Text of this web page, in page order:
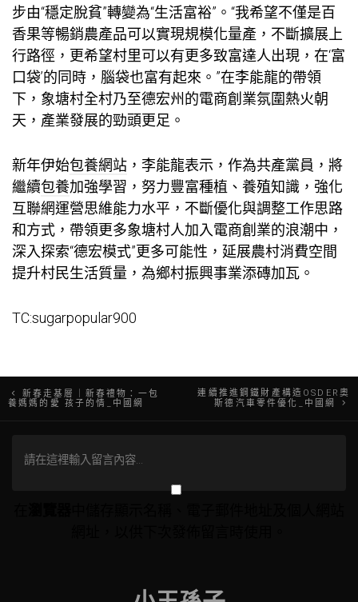
步由“穩定脫貧”轉變為“生活富裕”。“我希望不僅是百
香果等暢銷農產品可以實現規模化量產，不斷擴展上
行路徑，更希望村里可以有更多致富達人出現，在‘富
口袋’的同時，腦袋也富有起來。”在李能龍的帶領
下，象塘村全村乃至德宏州的電商創業氛圍熱火朝
天，產業發展的勁頭更足。
新年伊始包養網站 ，李能龍表示，作為共產黨員，將
繼續包養加強學習，努力豐富種植、養殖知識，強化
互聯網運營思維能力水平，不斷優化與調整工作思路
和方式，帶領更多象塘村人加入電商創業的浪潮中，
深入探索“德宏模式”更多可能性，延展農村消費空間
提升村民生活質量，為鄉村振興事業添磚加瓦。
TC:sugarpopular900
文
導
覽
新春走基層｜新春禮物：一包
養媽媽的愛 孩子的情_中國網
連續推進鋼鐵財產構造OSDER奧
斯德汽車零件優化_中國網